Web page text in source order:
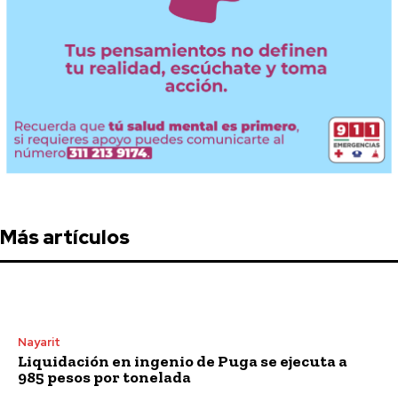
Más artículos
Nayarit
Liquidación en ingenio de Puga se ejecuta a
985 pesos por tonelada